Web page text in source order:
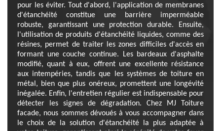
pour les éviter. Tout d'abord, l'application de membranes
d'étanchéité constitue une barrière imperméable
robuste, garantissant une protection durable. Ensuite,
l'utilisation de produits d'étanchéité liquides, comme des
résines, permet de traiter les zones difficiles d'accès en
formant une couche continue. Les bardeaux d'asphalte
modifié, quant à eux, offrent une excellente résistance
aux intempéries, tandis que les systèmes de toiture en
métal, bien que plus onéreux, promettent une longévité
inégalée. Enfin, l'entretien régulier est indispensable pour
détecter les signes de dégradation. Chez MJ Toiture
facade, nous sommes dévoués à vous accompagner dans
le choix de la solution d'étanchéité la plus adaptée à